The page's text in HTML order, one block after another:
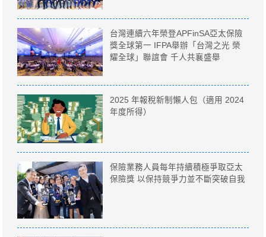
台灣連續六年榮登APFinSA亞太保險
獎全球第一 IFPA舉辦「台灣之光 榮
耀全球」聯誼會 千人共襄盛舉
2025 年報稅新制懶人包（適用 2024
年度所得）
保險業務人員每年持續積極爭取亞太
保險獎 以保持競爭力並不斷突破自我